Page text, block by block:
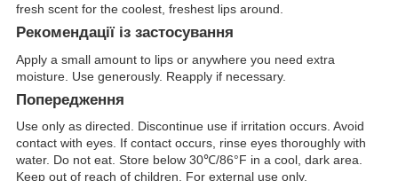
fresh scent for the coolest, freshest lips around.
Рекомендації із застосування
Apply a small amount to lips or anywhere you need extra
moisture. Use generously. Reapply if necessary.
Попередження
Use only as directed. Discontinue use if irritation occurs. Avoid
contact with eyes. If contact occurs, rinse eyes thoroughly with
water. Do not eat. Store below 30℃/86°F in a cool, dark area.
Keep out of reach of children. For external use only.